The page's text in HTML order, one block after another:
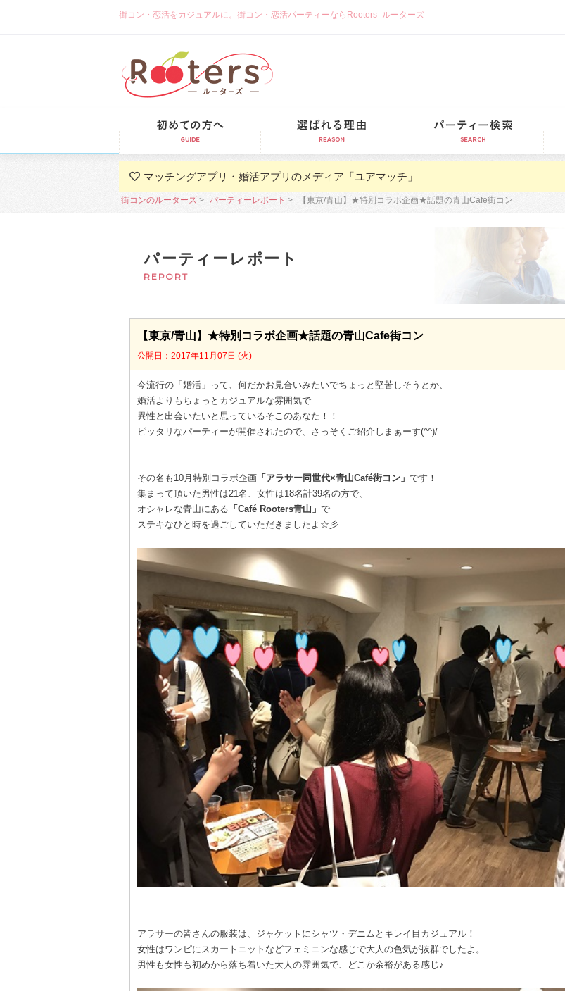
街コン・恋活をカジュアルに。街コン・恋活パーティーならRooters -ルーターズ-
マッチングアプリ・婚活アプリのメディア「ユアマッチ」
街コンのルーターズ パーティーレポート 【東京/青山】★特別コラボ企画★話題の青山Cafe街コン
パーティーレポート
REPORT
【東京/青山】★特別コラボ企画★話題の青山Cafe街コン
公開日：2017年11月07日 (火)
今流行の「婚活」って、何だかお見合いみたいでちょっと堅苦しそうとか、
婚活よりもちょっとカジュアルな雰囲気で
異性と出会いたいと思っているそこのあなた！！
ピッタリなパーティーが開催されたので、さっそくご紹介しまぁーす(^^)/
その名も10月特別コラボ企画 「アラサー同世代×青山Café街コン」 です！
集まって頂いた男性は21名、女性は18名計39名の方で、
オシャレな青山にある 「Café Rooters青山」 で
ステキなひと時を過ごしていただきましたよ☆彡
アラサーの皆さんの服装は、ジャケットにシャツ・デニムとキレイ目カジュアル！
女性はワンピにスカートニットなどフェミニンな感じで大人の色気が抜群でしたよ。
男性も女性も初めから落ち着いた大人の雰囲気で、どこか余裕がある感じ♪